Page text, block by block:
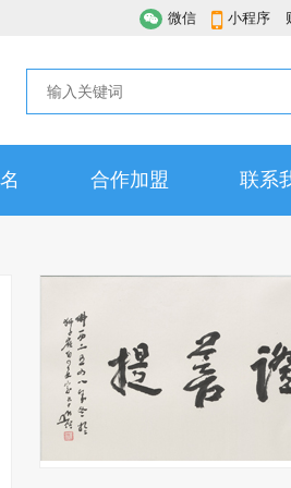
微信 小程序
合作加盟 联系